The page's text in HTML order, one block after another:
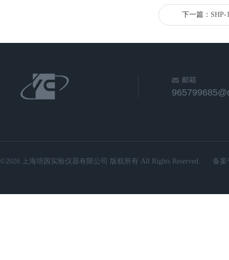
下一篇： SHP-
邮箱
©2026 上海培因实验仪器有限公司 版权所有 All Rights Reserved. 备案